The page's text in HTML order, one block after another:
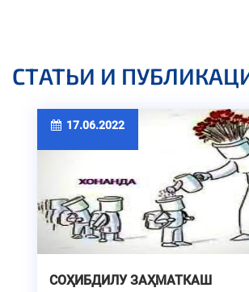
СТАТЬИ И
17.06.2022
СОҲИБДИЛУ ЗАҲМАТКАШ